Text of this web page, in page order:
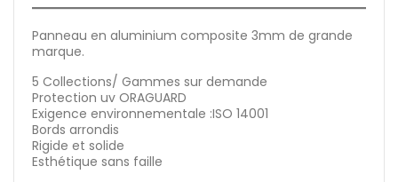
Panneau en aluminium composite 3mm de grande
marque.
5 Collections/ Gammes sur demande
Protection uv ORAGUARD
Exigence environnementale :ISO 14001
Bords arrondis
Rigide et solide
Esthétique sans faille